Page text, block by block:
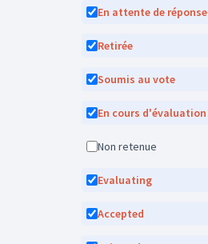
En attente de réponse
Retirée
Soumis au vote
En cours d'évaluation
Non retenue
Evaluating
Accepted